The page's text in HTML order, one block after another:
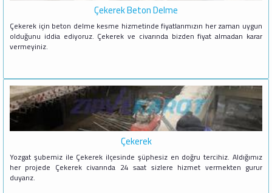
Çekerek Beton Delme
Çekerek için beton delme kesme hizmetinde fiyatlarımızın her zaman uygun
olduğunu iddia ediyoruz. Çekerek ve civarında bizden fiyat almadan karar
vermeyiniz.
Çekerek
Yozgat şubemiz ile Çekerek ilçesinde şüphesiz en doğru tercihiz. Aldığımız
her projede Çekerek civarında 24 saat sizlere hizmet vermekten gurur
duyarız.